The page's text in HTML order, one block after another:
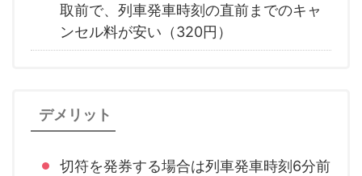
取前で、列車発車時刻の直前までのキャ
ンセル料が安い（320円）
デメリット
切符を発券する場合は列車発車時刻6分前